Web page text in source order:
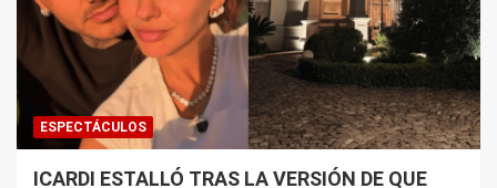
ESPECTÁCULOS
ICARDI ESTALLÓ TRAS LA VERSIÓN DE QUE